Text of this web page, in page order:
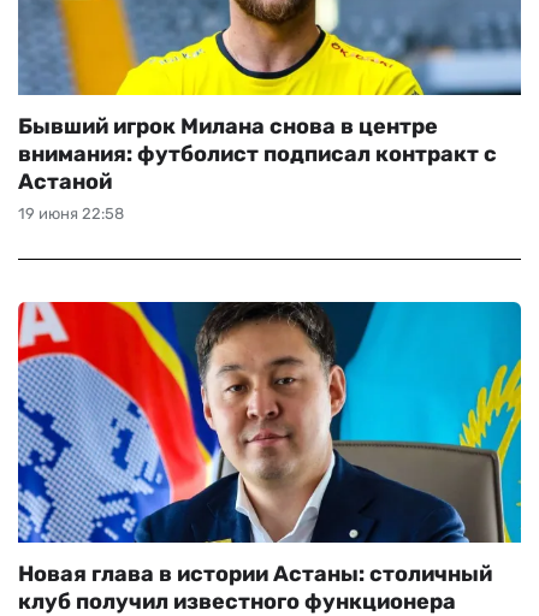
19 июня 22:58
Бывший игрок Милана снова в центре
внимания: футболист подписал контракт с
Астаной
Новая глава в истории Астаны: столичный
клуб получил известного функционера